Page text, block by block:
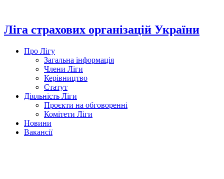
вмісту
Ліга страхових організацій України
Про Лігу
Загальна інформація
Члени Ліги
Керівництво
Статут
Діяльність Ліги
Проєкти на обговоренні
Комітети Ліги
Новини
Вакансії